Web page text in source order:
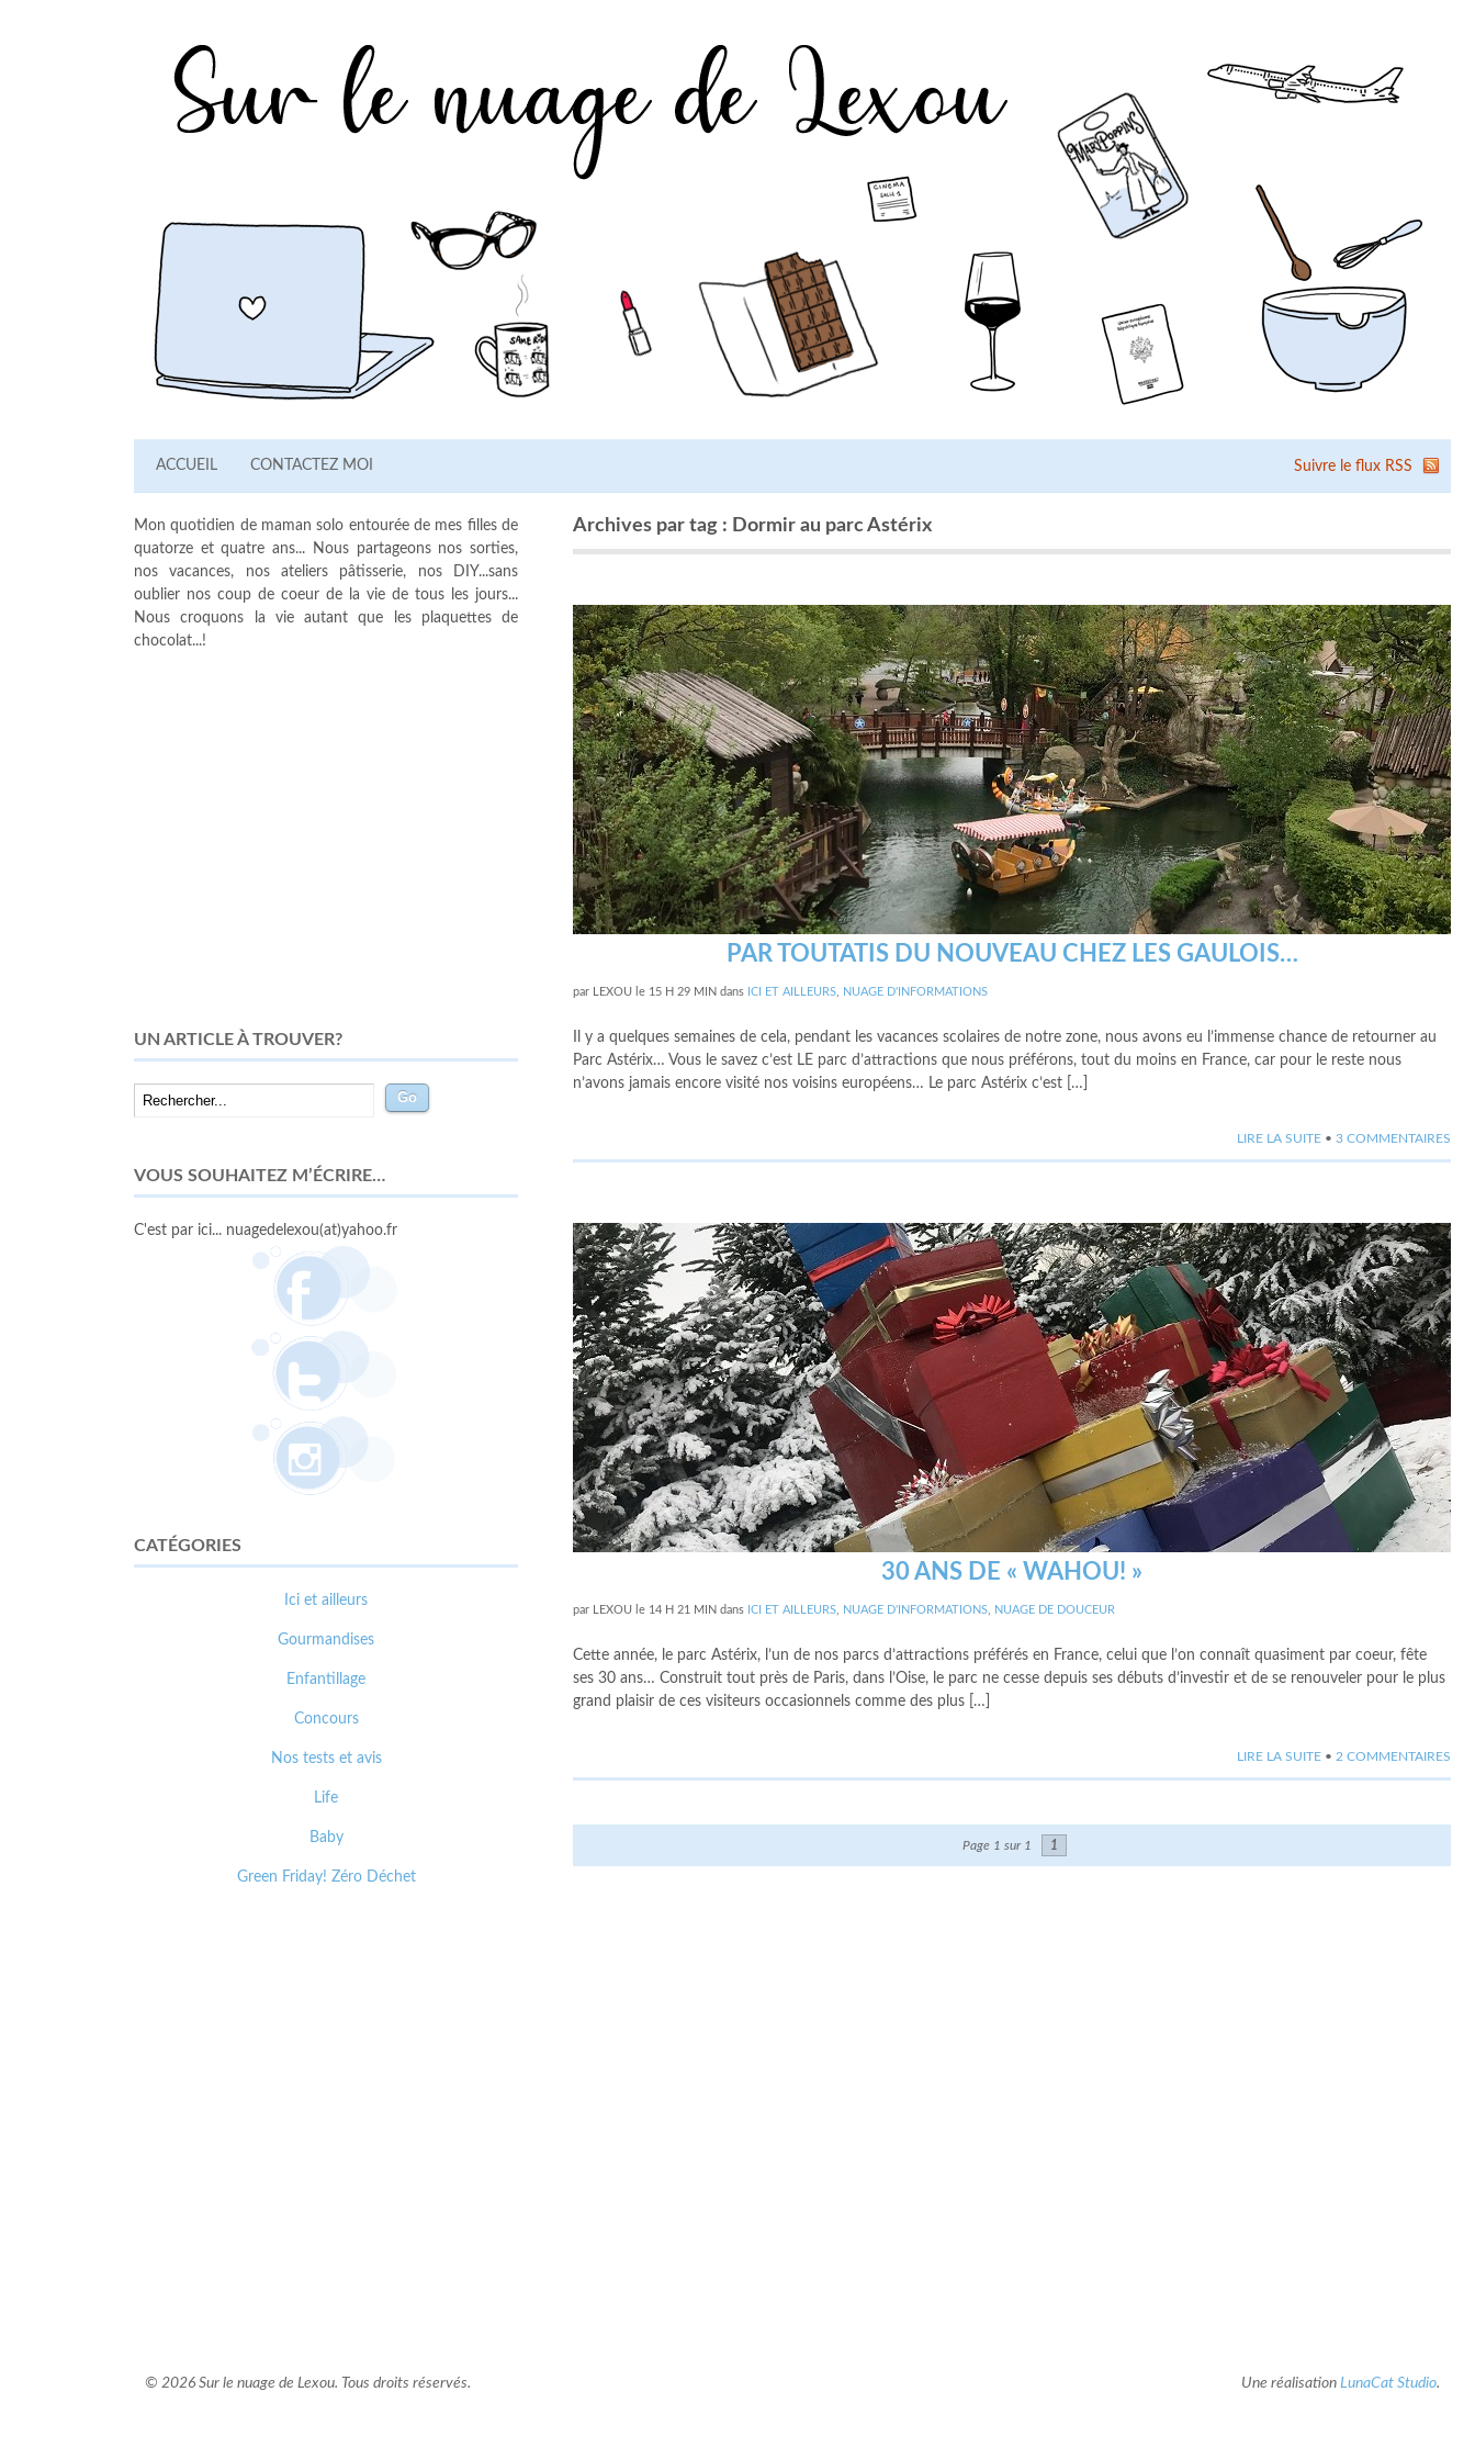
ACCUEIL CONTACTEZ MOI Suivre le flux RSS
Archives par tag : Dormir au parc Astérix
PAR TOUTATIS DU NOUVEAU CHEZ LES GAULOIS…
par LEXOU le 15 H 29 MIN dans ICI ET AILLEURS NUAGE D'INFORMATIONS
Il y a quelques semaines de cela, pendant les vacances scolaires de notre zone, nous avons eu l’immense chance de retourner au
Parc Astérix… Vous le savez c’est LE parc d’attractions que nous préférons, tout du moins en France, car pour le reste nous
n’avons jamais encore visité nos voisins européens… Le parc Astérix c’est […]
LIRE LA SUITE • 3 COMMENTAIRES
30 ANS DE « WAHOU! »
par LEXOU le 14 H 21 MIN dans ICI ET AILLEURS NUAGE D'INFORMATIONS NUAGE DE DOUCEUR
Cette année, le parc Astérix, l’un de nos parcs d’attractions préférés en France, celui que l’on connaît quasiment par coeur, fête
ses 30 ans… Construit tout près de Paris, dans l’Oise, le parc ne cesse depuis ses débuts d’investir et de se renouveler pour le plus
grand plaisir de ces visiteurs occasionnels comme des plus […]
LIRE LA SUITE • 2 COMMENTAIRES
Page 1 sur 1 1
Mon quotidien de maman solo entourée de mes filles de
quatorze et quatre ans... Nous partageons nos sorties,
nos vacances, nos ateliers pâtisserie, nos DIY...sans
oublier nos coup de coeur de la vie de tous les jours...
Nous croquons la vie autant que les plaquettes de
chocolat...!
UN ARTICLE À TROUVER?
VOUS SOUHAITEZ M’ÉCRIRE…
C'est par ici... nuagedelexou(at)yahoo.fr
CATÉGORIES
Ici et ailleurs
Gourmandises
Enfantillage
Concours
Nos tests et avis
Life
Baby
Green Friday! Zéro Déchet
© 2026 Sur le nuage de Lexou. Tous droits réservés. Une réalisation LunaCat Studio.